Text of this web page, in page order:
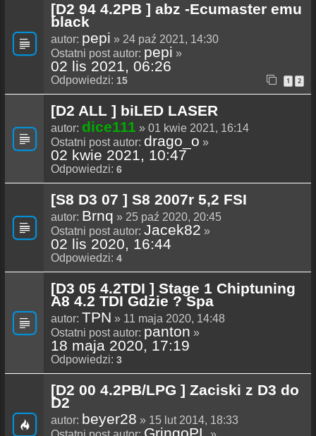
[D2 94 4.2PB ] abz -Ecumaster emu
black
autor: pepi » 24 paź 2021, 14:30
Ostatni post autor: pepi »
02 lis 2021, 06:26
Odpowiedzi: 15 1 2
[D2 ALL ] biLED LASER
autor: dice111 » 01 kwie 2021, 16:14
Ostatni post autor: drago_o »
02 kwie 2021, 10:47
Odpowiedzi: 6
[S8 D3 07 ] S8 2007r 5,2 FSI
autor: Brnq » 25 paź 2020, 20:45
Ostatni post autor: Jacek82 »
02 lis 2020, 16:44
Odpowiedzi: 4
[D3 05 4.2TDI ] Stage 1 Chiptuning
A8 4.2 TDI Gdzie ? Spa
autor: TPN » 11 maja 2020, 14:48
Ostatni post autor: panton »
18 maja 2020, 17:19
Odpowiedzi: 3
[D2 00 4.2PB/LPG ] Zaciski z D3 do
D2
autor: beyer28 » 15 lut 2014, 18:33